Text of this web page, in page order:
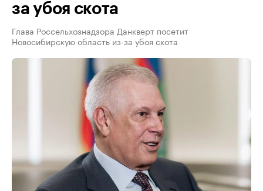
за убоя скота
Глава Россельхознадзора Данкверт посетит
Новосибирскую область из-за убоя скота